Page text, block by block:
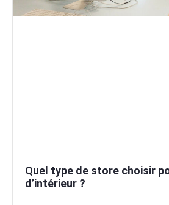
Quel type de store choisir
d’intérieur ?